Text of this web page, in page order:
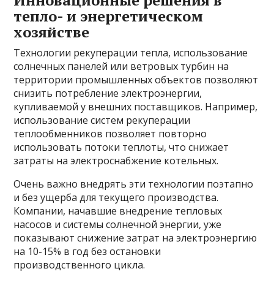
тепло- и энергетическом
хозяйстве
Технологии рекуперации тепла, использование
солнечных панелей или ветровых турбин на
территории промышленных объектов позволяют
снизить потребление электроэнергии,
купливаемой у внешних поставщиков. Например,
использование систем рекуперации
теплообменников позволяет повторно
использовать потоки теплоты, что снижает
затраты на электроснабжение котельных.
Очень важно внедрять эти технологии поэтапно
и без ущерба для текущего производства.
Компании, начавшие внедрение тепловых
насосов и системы солнечной энергии, уже
показывают снижение затрат на электроэнергию
на 10-15% в год без остановки
производственного цикла.